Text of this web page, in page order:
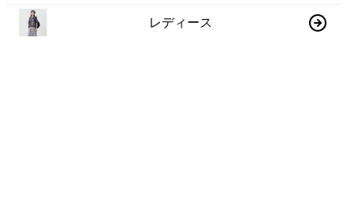
レディース